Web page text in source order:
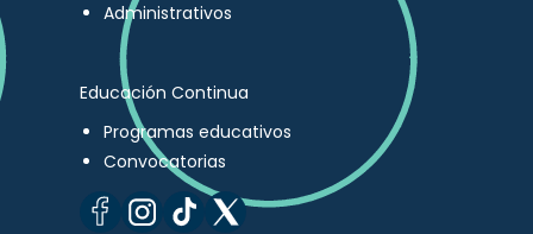
Administrativos
Educación Continua
Programas educativos
Convocatorias